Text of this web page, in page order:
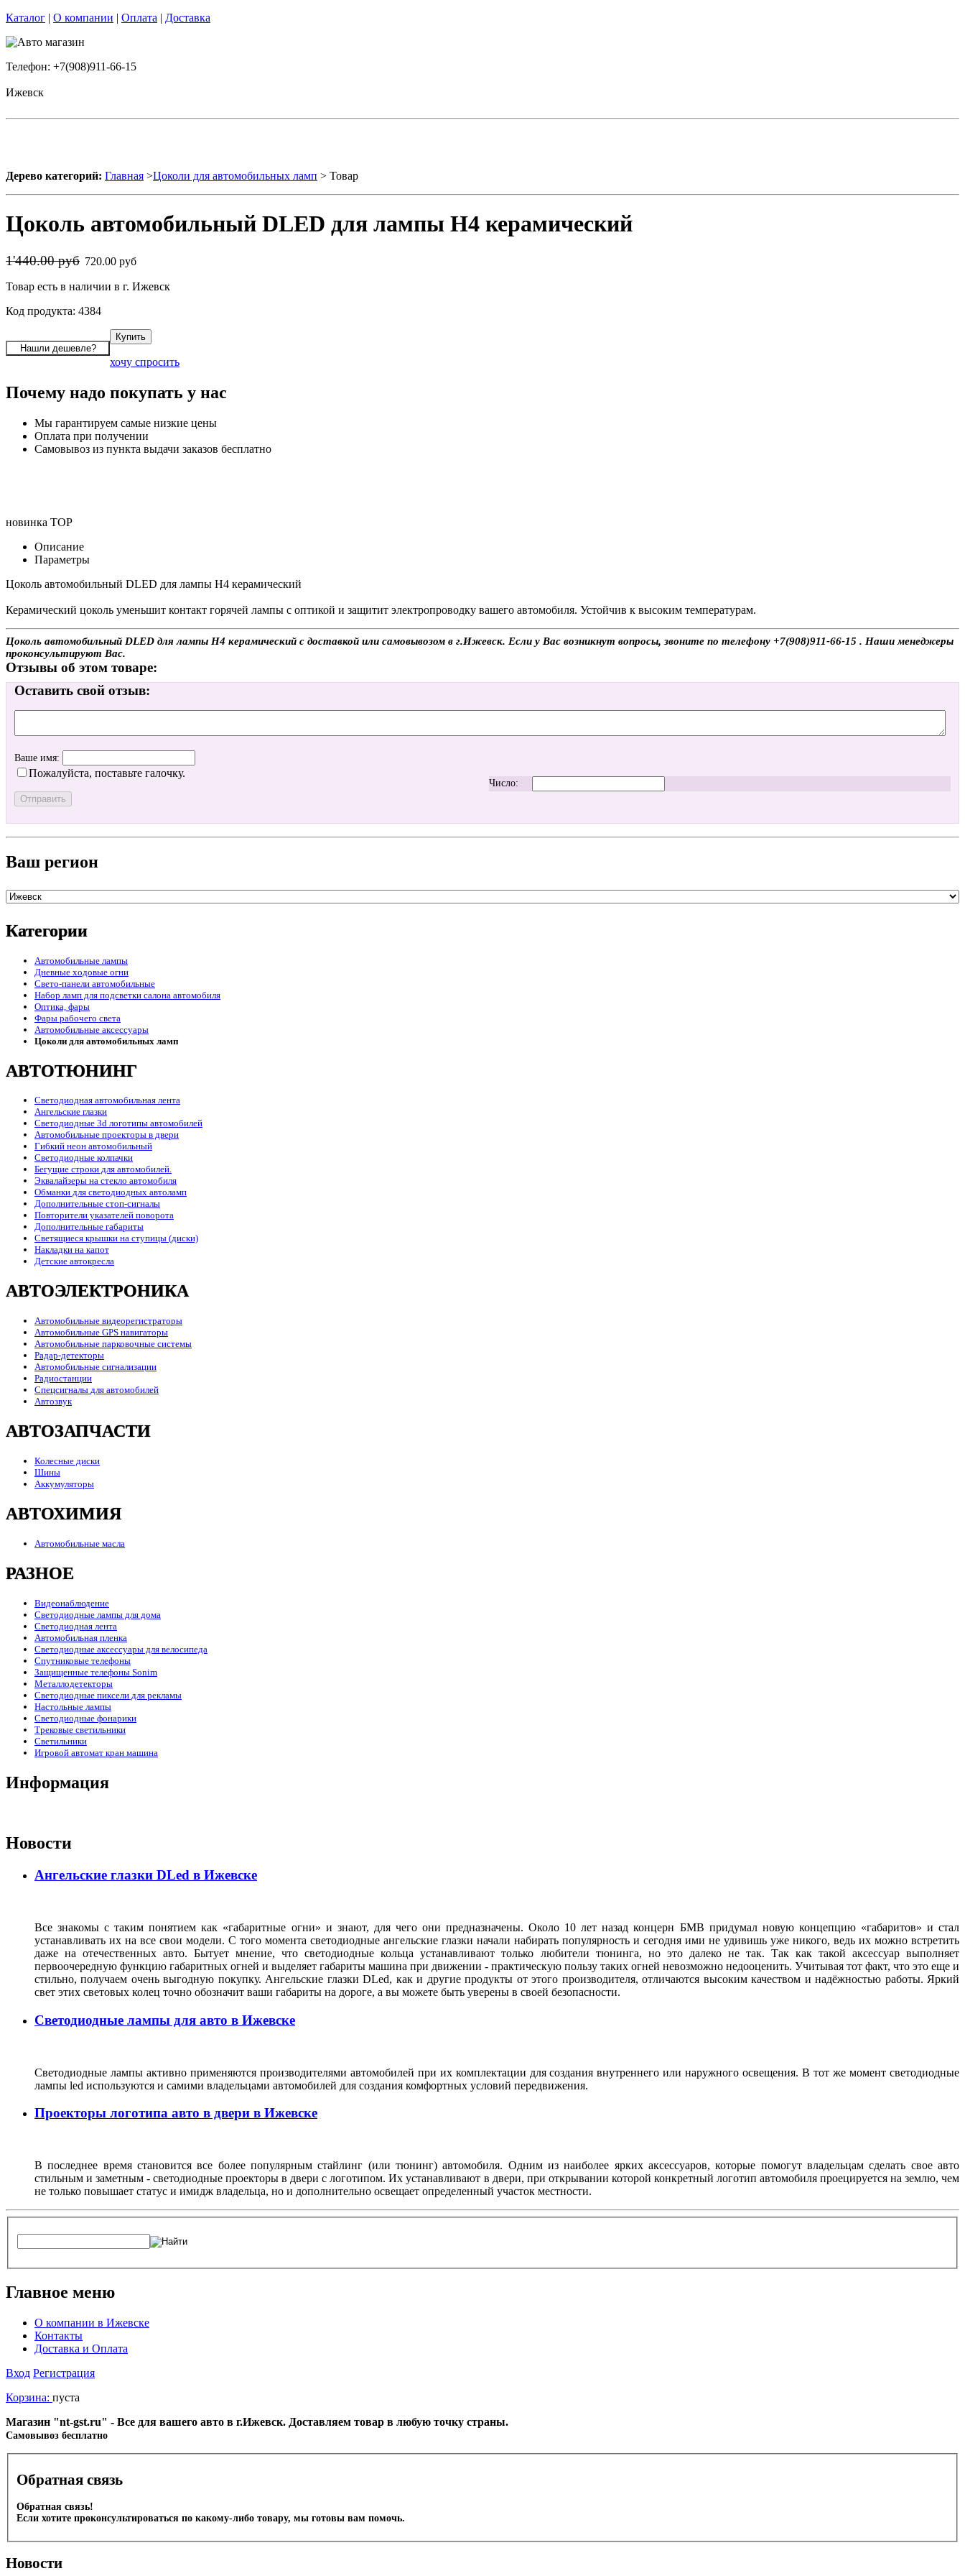
Каталог | О компании | Оплата | Доставка
Телефон: +7(908)911-66-15
Ижевск
Дерево категорий: Главная >Цоколи для автомобильных ламп > Товар
Цоколь автомобильный DLED для лампы H4 керамический
1'440.00 руб 720.00 руб
Товар есть в наличии в г. Ижевск
Код продукта: 4384
хочу спросить
Почему надо покупать у нас
Мы гарантируем самые низкие цены
Оплата при получении
Самовывоз из пункта выдачи заказов бесплатно
новинка TOP
Описание
Параметры
Цоколь автомобильный DLED для лампы H4 керамический
Керамический цоколь уменьшит контакт горячей лампы с оптикой и защитит электропроводку вашего автомобиля. Устойчив к высоким температурам.
Цоколь автомобильный DLED для лампы H4 керамический с доставкой или самовывозом в г.Ижевск. Если у Вас возникнут вопросы, звоните по телефону +7(908)911-66-15 . Наши менеджеры
проконсультируют Вас.
Отзывы об этом товаре:
Оставить свой отзыв:
Ваше имя:
Пожалуйста, поставьте галочку.
Число:
Ваш регион
Категории
Автомобильные лампы
Дневные ходовые огни
Свето-панели автомобильные
Набор ламп для подсветки салона автомобиля
Оптика, фары
Фары рабочего света
Автомобильные аксессуары
Цоколи для автомобильных ламп
АВТОТЮНИНГ
Светодиодная автомобильная лента
Ангельские глазки
Светодиодные 3d логотипы автомобилей
Автомобильные проекторы в двери
Гибкий неон автомобильный
Светодиодные колпачки
Бегущие строки для автомобилей.
Эквалайзеры на стекло автомобиля
Обманки для светодиодных автоламп
Дополнительные стоп-сигналы
Повторители указателей поворота
Дополнительные габариты
Светящиеся крышки на ступицы (диски)
Накладки на капот
Детские автокресла
АВТОЭЛЕКТРОНИКА
Автомобильные видеорегистраторы
Автомобильные GPS навигаторы
Автомобильные парковочные системы
Радар-детекторы
Автомобильные сигнализации
Радиостанции
Спецсигналы для автомобилей
Автозвук
АВТОЗАПЧАСТИ
Колесные диски
Шины
Аккумуляторы
АВТОХИМИЯ
Автомобильные масла
РАЗНОЕ
Видеонаблюдение
Светодиодные лампы для дома
Светодиодная лента
Автомобильная пленка
Светодиодные аксессуары для велосипеда
Спутниковые телефоны
Защищенные телефоны Sonim
Металлодетекторы
Светодиодные пиксели для рекламы
Настольные лампы
Светодиодные фонарики
Трековые светильники
Светильники
Игровой автомат кран машина
Информация
Новости
Ангельские глазки DLed в Ижевске
Все знакомы с таким понятием как «габаритные огни» и знают, для чего они предназначены. Около 10 лет назад концерн БМВ придумал новую концепцию «габаритов» и стал
устанавливать их на все свои модели. С того момента светодиодные ангельские глазки начали набирать популярность и сегодня ими не удивишь уже никого, ведь их можно встретить
даже на отечественных авто. Бытует мнение, что светодиодные кольца устанавливают только любители тюнинга, но это далеко не так. Так как такой аксессуар выполняет
первоочередную функцию габаритных огней и выделяет габариты машина при движении - практическую пользу таких огней невозможно недооценить. Учитывая тот факт, что это еще и
стильно, получаем очень выгодную покупку. Ангельские глазки DLed, как и другие продукты от этого производителя, отличаются высоким качеством и надёжностью работы. Яркий
свет этих световых колец точно обозначит ваши габариты на дороге, а вы можете быть уверены в своей безопасности.
Светодиодные лампы для авто в Ижевске
Светодиодные лампы активно применяются производителями автомобилей при их комплектации для создания внутреннего или наружного освещения. В тот же момент светодиодные
лампы led используются и самими владельцами автомобилей для создания комфортных условий передвижения.
Проекторы логотипа авто в двери в Ижевске
В последнее время становится все более популярным стайлинг (или тюнинг) автомобиля. Одним из наиболее ярких аксессуаров, которые помогут владельцам сделать свое авто
стильным и заметным - светодиодные проекторы в двери с логотипом. Их устанавливают в двери, при открывании которой конкретный логотип автомобиля проецируется на землю, чем
не только повышает статус и имидж владельца, но и дополнительно освещает определенный участок местности.
Главное меню
О компании в Ижевске
Контакты
Доставка и Оплата
Вход Регистрация
Корзина: пуста
Магазин "nt-gst.ru" - Все для вашего авто в г.Ижевск. Доставляем товар в любую точку страны.
Cамовывоз бесплатно
Обратная связь
Обратная связь!
Если хотите проконсультироваться по какому-либо товару, мы готовы вам помочь.
Новости